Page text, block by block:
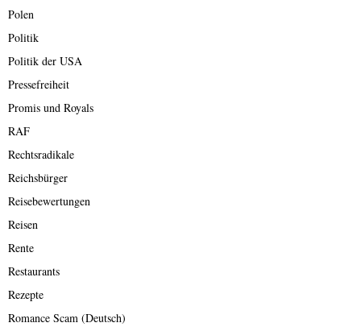
Polen
Politik
Politik der USA
Pressefreiheit
Promis und Royals
RAF
Rechtsradikale
Reichsbürger
Reisebewertungen
Reisen
Rente
Restaurants
Rezepte
Romance Scam (Deutsch)